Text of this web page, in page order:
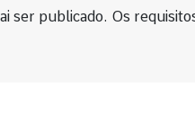
ser publicado. Os